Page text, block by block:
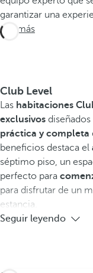
garantizar una
Ver más
Club Level
Las habitaciones
exclusivos
práctica y completa
beneficios destaca el
séptimo piso, un
perfecto para
para disfrutar de un
estancia.
Seguir leyendo